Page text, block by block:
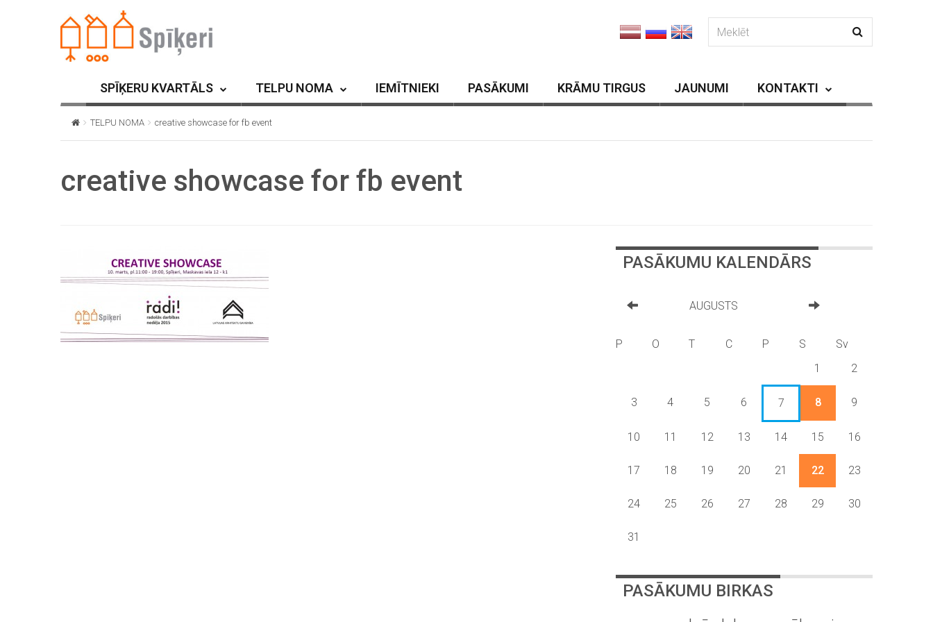
SPĪĶERU KVARTĀLS TELPU NOMA IEMĪTNIEKI PASĀKUMI KRĀMU TIRGUS JAUNUMI KONTAKTI
TELPU NOMA creative showcase for fb event
creative showcase for fb event
PASĀKUMU KALENDĀRS
AUGUSTS
P O T C P S
Sv
1
2
3 4 5 6 7 8 9
10 11 12 13 14 15 16
17 18 19 20 21 22 23
24 25 26 27 28 29 30
31
PASĀKUMU BIRKAS